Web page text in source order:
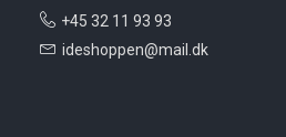
+45 32 11 93 93
ideshoppen@mail.dk